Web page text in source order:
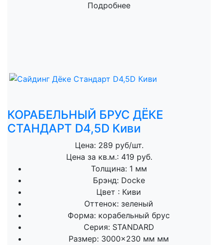
Подробнее
КОРАБЕЛЬНЫЙ БРУС ДЁКЕ
СТАНДАРТ D4,5D Киви
Цена: 289 руб/шт.
Цена за кв.м.: 419 руб.
Толщина: 1 мм
Брэнд: Docke
Цвет : Киви
Оттенок: зеленый
Форма: корабельный брус
Серия: STANDARD
Размер: 3000×230 мм мм